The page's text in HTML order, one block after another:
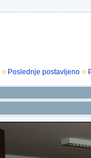
Poslednje postavljeno